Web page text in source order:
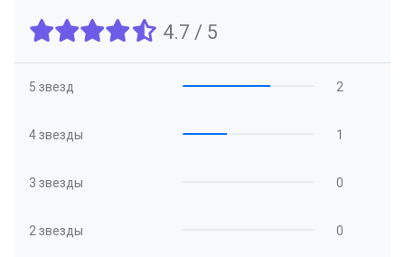
4.7 / 5
5 звезд 2
4 звезды 1
3 звезды 0
2 звезды 0